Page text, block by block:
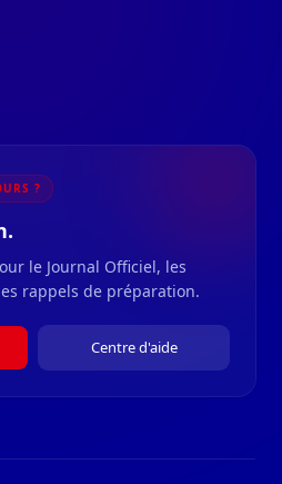
?
le Journal Officiel, les
rappels de préparation.
Centre d'aide